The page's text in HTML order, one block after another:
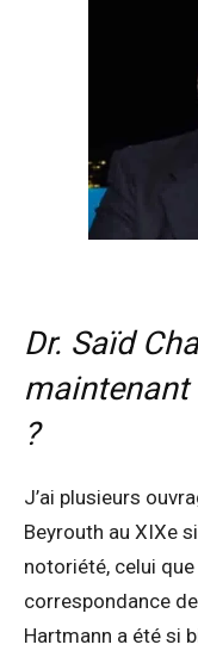
Dr. Saïd
maintenant
?
J’ai plusieurs
Beyrouth au XIXe
notoriété, celui que
correspondance
Hartmann a été si